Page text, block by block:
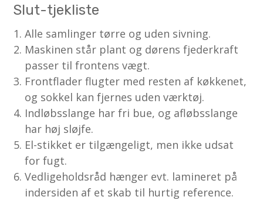
Slut-tjekliste
Alle samlinger tørre og uden sivning.
Maskinen står plant og dørens fjederkraft
passer til frontens vægt.
Frontflader flugter med resten af køkkenet,
og sokkel kan fjernes uden værktøj.
Indløbsslange har fri bue, og afløbsslange
har høj sløjfe.
El-stikket er tilgængeligt, men ikke udsat
for fugt.
Vedligeholdsråd hænger evt. lamineret på
indersiden af et skab til hurtig reference.